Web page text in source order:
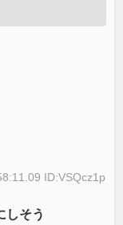
ID:VSQcz1p
しそう